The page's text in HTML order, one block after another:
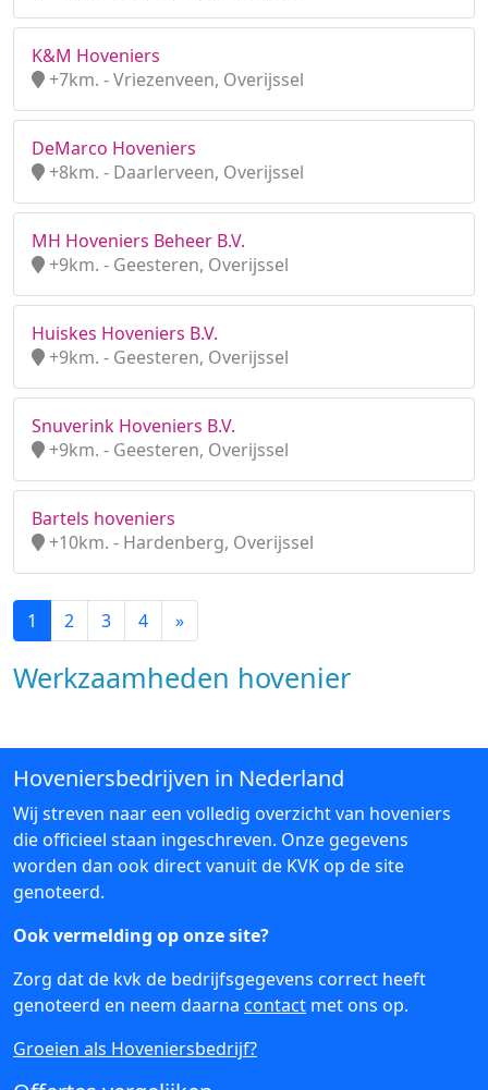
K&M Hoveniers
+7km. - Vriezenveen, Overijssel
DeMarco Hoveniers
+8km. - Daarlerveen, Overijssel
MH Hoveniers Beheer B.V.
+9km. - Geesteren, Overijssel
Huiskes Hoveniers B.V.
+9km. - Geesteren, Overijssel
Snuverink Hoveniers B.V.
+9km. - Geesteren, Overijssel
Bartels hoveniers
+10km. - Hardenberg, Overijssel
1 2 3 4 »
Werkzaamheden hovenier
Hoveniersbedrijven in Nederland
Wij streven naar een volledig overzicht van hoveniers
die officieel staan ingeschreven. Onze gegevens
worden dan ook direct vanuit de KVK op de site
genoteerd.
Ook vermelding op onze site?
Zorg dat de kvk de bedrijfsgegevens correct heeft
genoteerd en neem daarna contact met ons op.
Groeien als Hoveniersbedrijf?